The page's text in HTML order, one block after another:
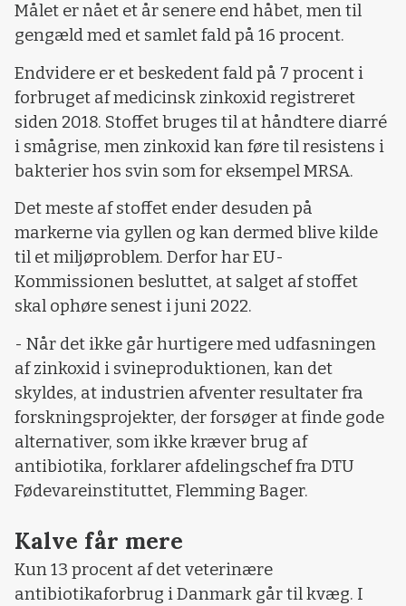
Målet er nået et år senere end håbet, men til
gengæld med et samlet fald på 16 procent.
Endvidere er et beskedent fald på 7 procent i
forbruget af medicinsk zinkoxid registreret
siden 2018. Stoffet bruges til at håndtere diarré
i smågrise, men zinkoxid kan føre til resistens i
bakterier hos svin som for eksempel MRSA.
Det meste af stoffet ender desuden på
markerne via gyllen og kan dermed blive kilde
til et miljøproblem. Derfor har EU-
Kommissionen besluttet, at salget af stoffet
skal ophøre senest i juni 2022.
- Når det ikke går hurtigere med udfasningen
af zinkoxid i svineproduktionen, kan det
skyldes, at industrien afventer resultater fra
forskningsprojekter, der forsøger at finde gode
alternativer, som ikke kræver brug af
antibiotika, forklarer afdelingschef fra DTU
Fødevareinstituttet, Flemming Bager.
Kalve får mere
Kun 13 procent af det veterinære
antibiotikaforbrug i Danmark går til kvæg. I